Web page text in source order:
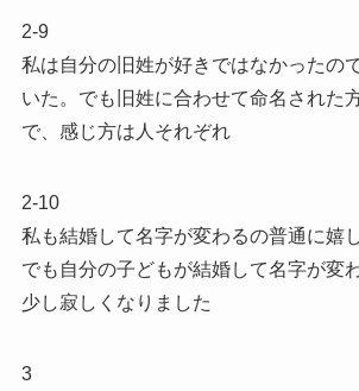
2-9
私は自分の旧姓が好きではなかったの
いた。でも旧姓に合わせて命名された
で、感じ方は人それぞれ
2-10
私も結婚して名字が変わるの普通に嬉
でも自分の子どもが結婚して名字が変
少し寂しくなりました
3